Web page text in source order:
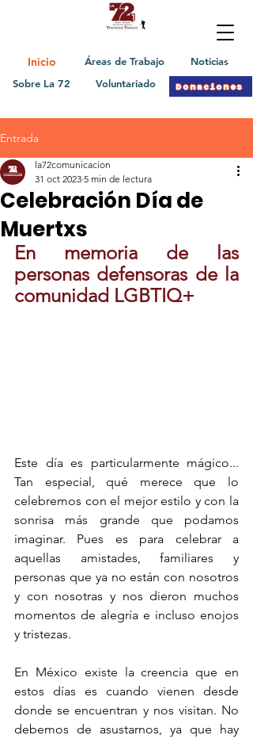
Inicio
Áreas de Trabajo
Sobre La 72
Voluntariado
Noticias
Donaciones
Entrada
Celebración Día de
Muertxs
la72comunicacion
31 oct 2023 5 min de lectura
En memoria de las
personas defensoras de la
comunidad LGBTIQ+
Este día es particularmente mágico...
Tan especial, qué merece que lo
celebremos con el mejor estilo y con la
sonrisa más grande que podamos
imaginar. Pues es para celebrar a
aquellas amistades, familiares y
personas que ya no están con nosotros
y con nosotras y nos dieron muchos
momentos de alegría e incluso enojos
y tristezas.
En México existe la creencia que en
estos días es cuando vienen desde
donde se encuentran y nos visitan. No
debemos de asustarnos, ya que hay